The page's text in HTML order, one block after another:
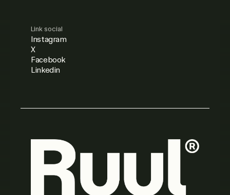
Link social
Instagram
X
Facebook
Linkedin